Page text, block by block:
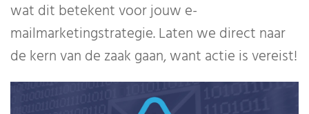
wat dit betekent voor jouw e-
mailmarketingstrategie. Laten we direct naar
de kern van de zaak gaan, want actie is vereist!